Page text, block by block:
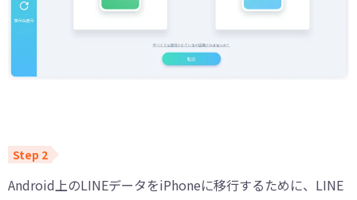
Android上のLINEデータをiPhoneに移行するために、LINE